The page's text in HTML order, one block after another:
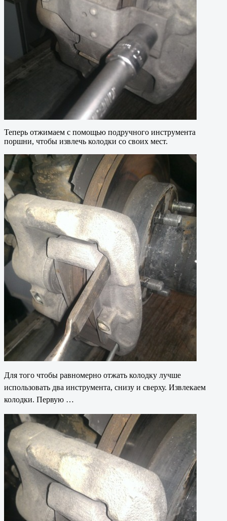
Теперь отжимаем с помощью подручного инструмента
поршни, чтобы извлечь колодки со своих мест.
Для того чтобы равномерно отжать колодку лучше
использовать два инструмента, снизу и сверху. Извлекаем
колодки. Первую …